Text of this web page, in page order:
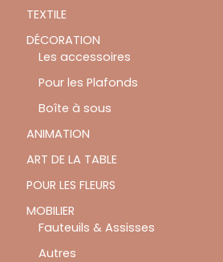
TEXTILE
DÉCORATION
Les accessoires
Pour les Plafonds
Boîte à sous
ANIMATION
ART DE LA TABLE
POUR LES FLEURS
MOBILIER
Fauteuils & Assisses
Autres